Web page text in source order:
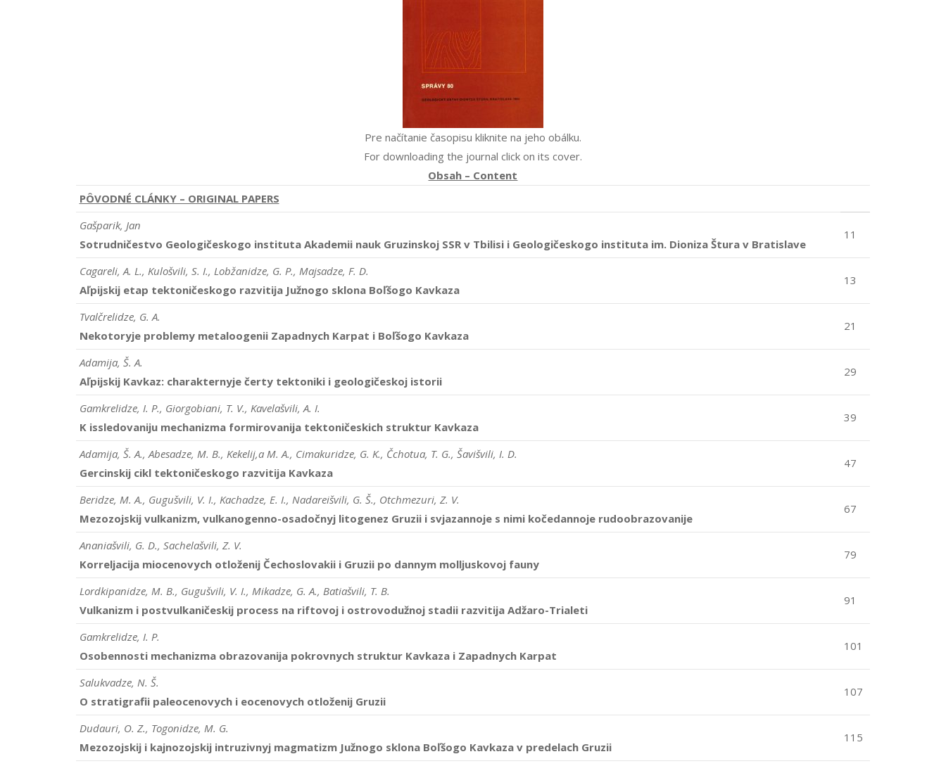
Pre načítanie časopisu kliknite na jeho obálku.
For downloading the journal click on its cover.
Obsah – Content
PÔVODNÉ CLÁNKY – ORIGINAL PAPERS
Gašparik, Jan
Sotrudničestvo Geologičeskogo instituta Akademii nauk Gruzinskoj SSR v Tbilisi i Geologičeskogo instituta im. Dioniza Štura v Bratislave
11
Cagareli, A. L., Kulošvili, S. I., Lobžanidze, G. P., Majsadze, F. D.
Aľpijskij etap tektoničeskogo razvitija Južnogo sklona Boľšogo Kavkaza
13
Tvalčrelidze, G. A.
Nekotoryje problemy metaloogenii Zapadnych Karpat i Boľšogo Kavkaza
21
Adamija, Š. A.
Aľpijskij Kavkaz: charakternyje čerty tektoniki i geologičeskoj istorii
29
Gamkrelidze, I. P., Giorgobiani, T. V., Kavelašvili, A. I.
K issledovaniju mechanizma formirovanija tektoničeskich struktur Kavkaza
39
Adamija, Š. A., Abesadze, M. B., Kekelij,a M. A., Cimakuridze, G. K., Čchotua, T. G., Šavišvili, I. D.
Gercinskij cikl tektoničeskogo razvitija Kavkaza
47
Beridze, M. A., Gugušvili, V. I., Kachadze, E. I., Nadareišvili, G. Š., Otchmezuri, Z. V.
Mezozojskij vulkanizm, vulkanogenno-osadočnyj litogenez Gruzii i svjazannoje s nimi kočedannoje rudoobrazovanije
67
Ananiašvili, G. D., Sachelašvili, Z. V.
Korreljacija miocenovych otloženij Čechoslovakii i Gruzii po dannym molljuskovoj fauny
79
Lordkipanidze, M. B., Gugušvili, V. I., Mikadze, G. A., Batiašvili, T. B.
Vulkanizm i postvulkaničeskij process na riftovoj i ostrovodužnoj stadii razvitija Adžaro-Trialeti
91
Gamkrelidze, I. P.
Osobennosti mechanizma obrazovanija pokrovnych struktur Kavkaza i Zapadnych Karpat
101
Salukvadze, N. Š.
O stratigrafii paleocenovych i eocenovych otloženij Gruzii
107
Dudauri, O. Z., Togonidze, M. G.
Mezozojskij i kajnozojskij intruzivnyj magmatizm Južnogo sklona Boľšogo Kavkaza v predelach Gruzii
115